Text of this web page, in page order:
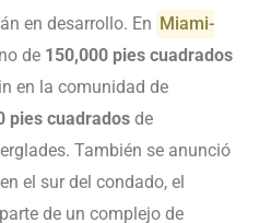
en desarrollo. En Miami-
de 150,000 pies cuadrados
en la comunidad de
pies cuadrados de
También se anunció
el sur del condado, el
de un complejo de